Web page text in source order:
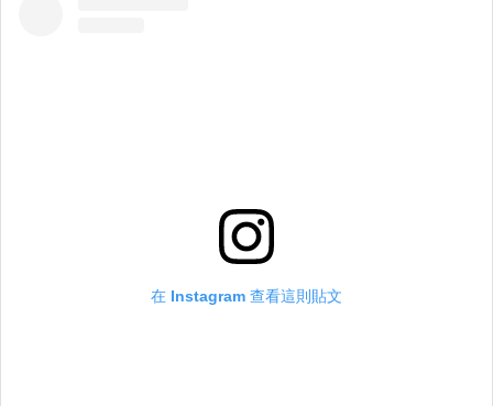
在 Instagram 查看這則貼文